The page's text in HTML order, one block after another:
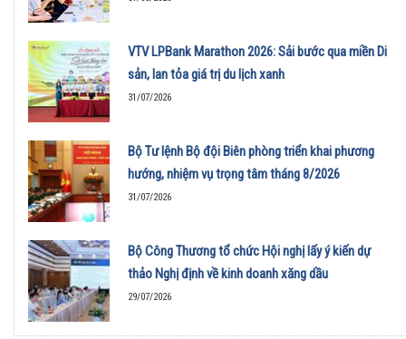
VTV LPBank Marathon 2026: Sải bước qua miền Di
sản, lan tỏa giá trị du lịch xanh
31/07/2026
Bộ Tư lệnh Bộ đội Biên phòng triển khai phương
hướng, nhiệm vụ trọng tâm tháng 8/2026
31/07/2026
Bộ Công Thương tổ chức Hội nghị lấy ý kiến dự
thảo Nghị định về kinh doanh xăng dầu
29/07/2026